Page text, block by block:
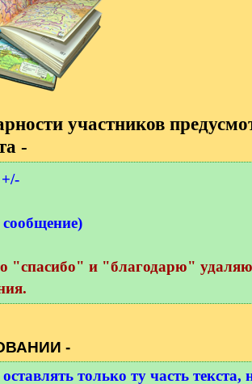
участников
-
"спасибо" и "благодарю"
-
только ту часть текста,